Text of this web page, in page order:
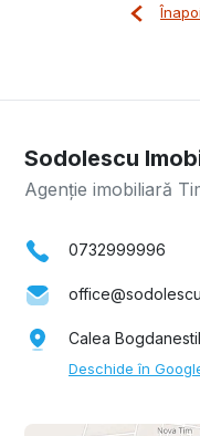
Sodolescu
Agenție imobiliară
0732999996
Calea
Deschide în